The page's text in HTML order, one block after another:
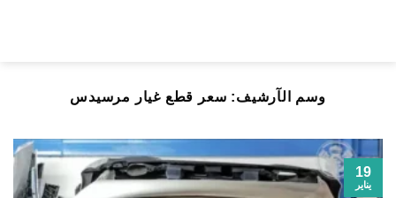
وسم الآرشيف: سعر قطع غيار مرسيدس
19
يناير